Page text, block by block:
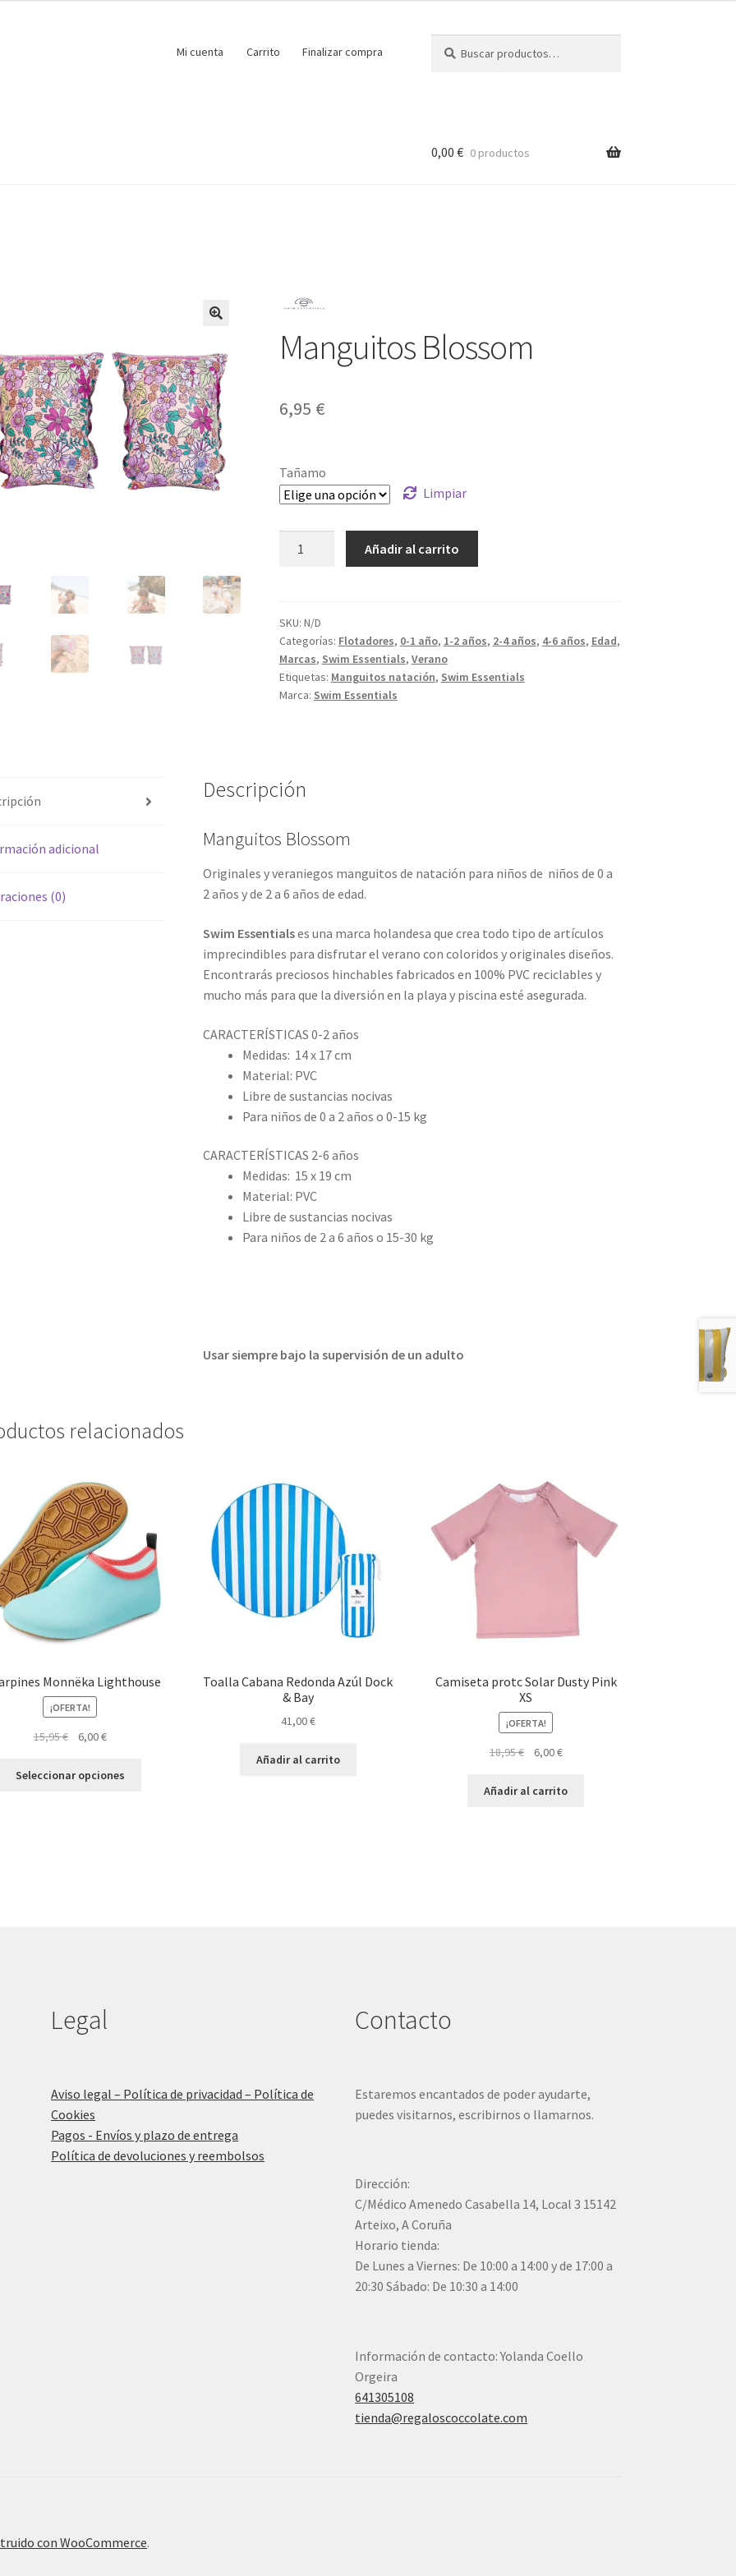
Mi cuenta Carrito Finalizar compra
por:
0,00 € 0 productos
Manguitos Blossom
6,95 €
Tañamo
Limpiar
Añadir al carrito
SKU: N/D
Categorías: Flotadores, 0-1 año, 1-2 años, 2-4 años, 4-6 años, Edad,
Marcas, Swim Essentials, Verano
Etiquetas: Manguitos natación, Swim Essentials
Marca: Swim Essentials
adicional
(0)
Descripción
Manguitos Blossom
Originales y veraniegos manguitos de natación para niños de niños de 0 a
2 años y de 2 a 6 años de edad.
Swim Essentialses una marca holandesa que crea todo tipo de artículos
imprecindibles para disfrutar el verano con coloridos y originales diseños.
Encontrarás preciosos hinchables fabricados en 100% PVC reciclables y
mucho más para que la diversión en la playa y piscina esté asegurada.
CARACTERÍSTICAS 0-2 años
Medidas: 14 x 17 cm
Material: PVC
Libre de sustancias nocivas
Para niños de 0 a 2 años o 0-15 kg
CARACTERÍSTICAS 2-6 años
Medidas: 15 x 19 cm
Material: PVC
Libre de sustancias nocivas
Para niños de 2 a 6 años o 15-30 kg
Usar siempre bajo la supervisión de un adulto
relacionados
Monnëka Lighthouse
¡OFERTA!
15,95€
original
6,00€El
actual
Seleccionar opciones
Toalla Cabana Redonda Azúl Dock
& Bay
41,00€
Añadir al carrito
Camiseta protc Solar Dusty Pink
XS
¡OFERTA!
18,95€
original
6,00€El
actual
Añadir al carrito
Legal
Aviso legal – Política de privacidad – Política de
Cookies
Pagos - Envíos y plazo de entrega
Política de devoluciones y reembolsos
Contacto
Estaremos encantados de poder ayudarte,
puedes visitarnos, escribirnos o llamarnos.
Dirección:
C/Médico Amenedo Casabella 14, Local 3 15142
Arteixo, A Coruña
Horario tienda:
De Lunes a Viernes: De 10:00 a 14:00 y de 17:00 a
20:30 Sábado: De 10:30 a 14:00
Información de contacto: Yolanda Coello
Orgeira
641305108
tienda@regaloscoccolate.com
con WooCommerce.